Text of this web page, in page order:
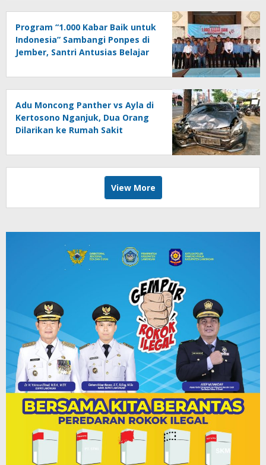
Program “1.000 Kabar Baik untuk
Indonesia” Sambangi Ponpes di
Jember, Santri Antusias Belajar
Adu Moncong Panther vs Ayla di
Kertosono Nganjuk, Dua Orang
Dilarikan ke Rumah Sakit
View More